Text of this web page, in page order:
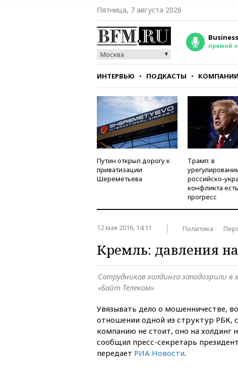
Пятница, 7 августа 2026
Москва
прямой
ИНТЕРВЬЮ ПОДКАСТЫ КОМПАНИИ
СТИЛЬ ТЕСТЫ
Путин открыл дорогу к
приватизации
Шереметьева
Трамп: в
российско-
конфликта есть
прогресс
12 мая 2016, 14:11 Политика
Кремль: давления
Сотрудников холдинга заподозрили в
«Байт Телеком»
Увязывать дело о мошенничестве,
отношении одной из структур РБК,
компанию не стоит, оно на холдинг
сообщил пресс-секретарь
передает РИА Новости.